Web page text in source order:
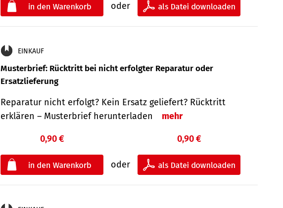
oder
EINKAUF
Musterbrief: Rücktritt bei nicht erfolgter Reparatur oder
Ersatzlieferung
Reparatur nicht erfolgt? Kein Ersatz geliefert? Rücktritt
erklären – Musterbrief herunterladen
mehr
0,90 €
oder
0,90 €